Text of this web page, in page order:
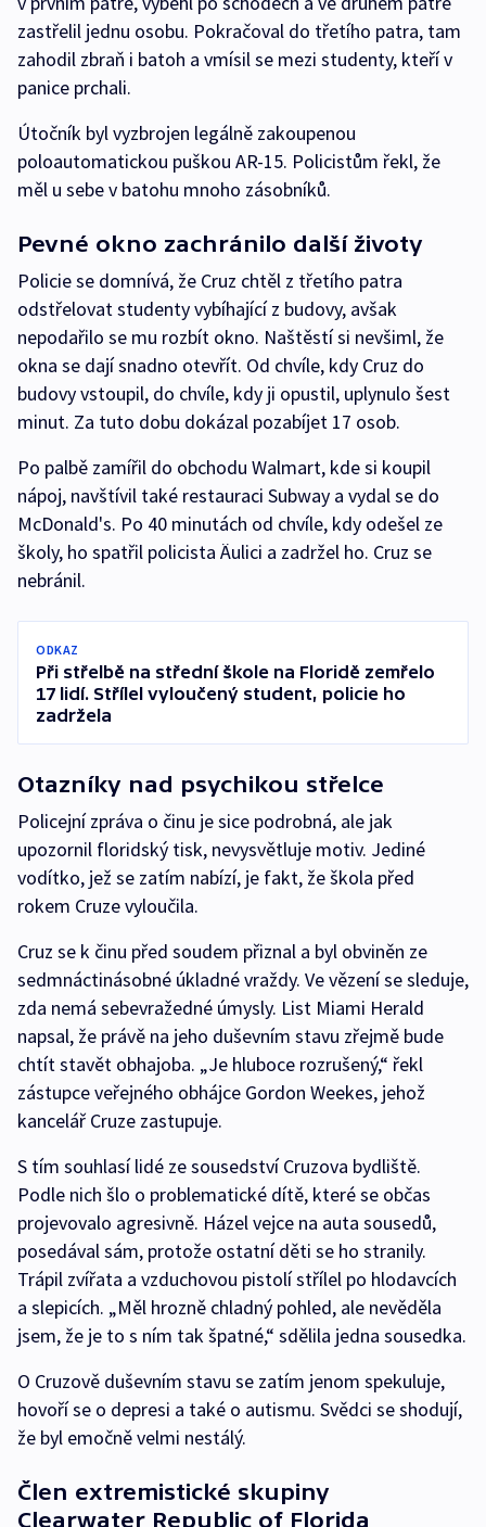
zastřelil jednu osobu. Pokračoval do třetího patra, tam
zahodil zbraň i batoh a vmísil se mezi studenty, kteří v
panice prchali.
Útočník byl vyzbrojen legálně zakoupenou
poloautomatickou puškou AR-15. Policistům řekl, že
měl u sebe v batohu mnoho zásobníků.
Pevné okno zachránilo další životy
Policie se domnívá, že Cruz chtěl z třetího patra
odstřelovat studenty vybíhající z budovy, avšak
nepodařilo se mu rozbít okno. Naštěstí si nevšiml, že
okna se dají snadno otevřít. Od chvíle, kdy Cruz do
budovy vstoupil, do chvíle, kdy ji opustil, uplynulo šest
minut. Za tuto dobu dokázal pozabíjet 17 osob.
Po palbě zamířil do obchodu Walmart, kde si koupil
nápoj, navštívil také restauraci Subway a vydal se do
McDonald's. Po 40 minutách od chvíle, kdy odešel ze
školy, ho spatřil policista Äulici a zadržel ho. Cruz se
nebránil.
ODKAZ
Při střelbě na střední škole na Floridě zemřelo
17 lidí. Střílel vyloučený student, policie ho
zadržela
Otazníky nad psychikou střelce
Policejní zpráva o činu je sice podrobná, ale jak
upozornil floridský tisk, nevysvětluje motiv. Jediné
vodítko, jež se zatím nabízí, je fakt, že škola před
rokem Cruze vyloučila.
Cruz se k činu před soudem přiznal a byl obviněn ze
sedmnáctinásobné úkladné vraždy. Ve vězení se sleduje,
zda nemá sebevražedné úmysly. List Miami Herald
napsal, že právě na jeho duševním stavu zřejmě bude
chtít stavět obhajoba. „Je hluboce rozrušený,“ řekl
zástupce veřejného obhájce Gordon Weekes, jehož
kancelář Cruze zastupuje.
S tím souhlasí lidé ze sousedství Cruzova bydliště.
Podle nich šlo o problematické dítě, které se občas
projevovalo agresivně. Házel vejce na auta sousedů,
posedával sám, protože ostatní děti se ho stranily.
Trápil zvířata a vzduchovou pistolí střílel po hlodavcích
a slepicích. „Měl hrozně chladný pohled, ale nevěděla
jsem, že je to s ním tak špatné,“ sdělila jedna sousedka.
O Cruzově duševním stavu se zatím jenom spekuluje,
hovoří se o depresi a také o autismu. Svědci se shodují,
že byl emočně velmi nestálý.
Člen extremistické skupiny
Clearwater Republic of Florida